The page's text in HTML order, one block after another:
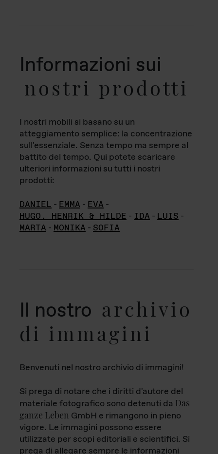
Informazioni sui
nostri prodotti
I nostri mobili si basano su un
atteggiamento semplice: la concentrazione
sull'essenziale. Senza tempo ma sempre al
battito del tempo. Qui potete scaricare
ulteriori informazioni su tutti i nostri
prodotti:
DANIEL - EMMA - EVA -
HUGO, HENRIK & HILDE - IDA - LUIS -
MARTA - MONIKA - SOFIA
Il nostro archivio
di immagini
Benvenuti nel nostro archivio di immagini!
Si prega di notare che i diritti d'autore del
materiale fotografico sono detenuti da Das
ganze Leben GmbH e rimangono in pieno
vigore. Le immagini possono essere
utilizzate per scopi editoriali e scientifici. Si
prega di allegare sempre le informazioni